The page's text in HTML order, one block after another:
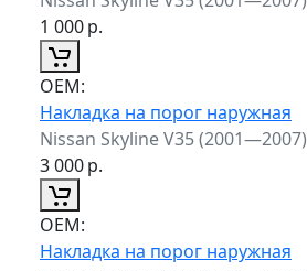
1 000р.
ОЕМ:
Накладка на порог наружная
Nissan Skyline V35 (2001—2007)
3 000р.
ОЕМ:
Накладка на порог наружная